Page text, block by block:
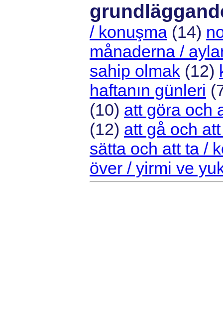
/ konuşma (14)
månaderna /
sahip olmak (12)
haftanın günleri
(10) att göra och
(12) att gå och
sätta och att ta /
över / yirmi ve